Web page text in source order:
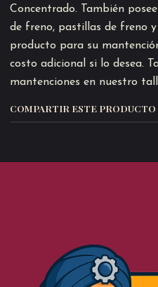
Concentrado. También
de freno, pastillas de freno
producto para su
costo adicional si lo desea.
mantenciones en nuestro
COMPARTIR ESTE PRODUCTO